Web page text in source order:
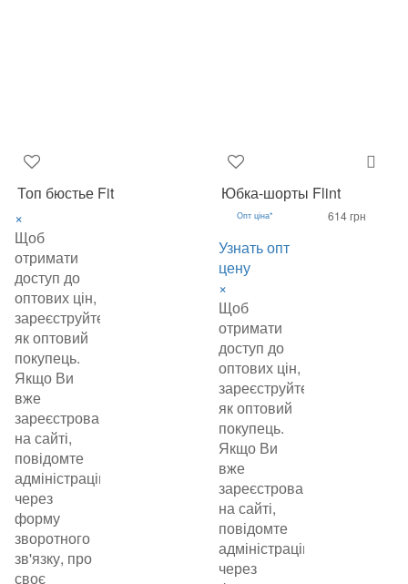
Топ бюстье Fit
×
Щоб
отримати
доступ до
оптових цін,
зареєструйтеся
як оптовий
покупець.
Якщо Ви
вже
зареєстровані
на сайті,
повідомте
адміністрацію
через
форму
зворотного
зв'язку, про
своє
Юбка-шорты Flint
Опт ціна*
Узнать опт
цену
×
Щоб
отримати
доступ до
оптових цін,
зареєструйтеся
як оптовий
покупець.
Якщо Ви
вже
зареєстровані
на сайті,
повідомте
адміністрацію
через
614 грн